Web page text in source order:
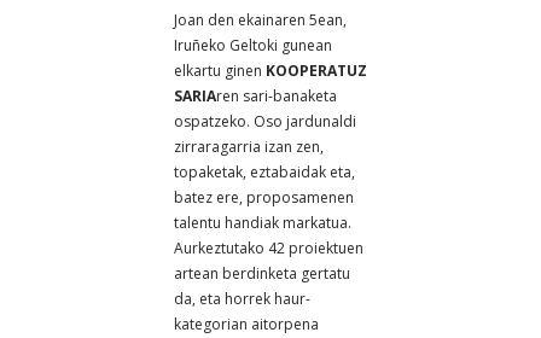
Joan den ekainaren 5ean,
Iruñeko Geltoki gunean
elkartu ginen KOOPERATUZ
SARIAren sari-banaketa
ospatzeko. Oso jardunaldi
zirraragarria izan zen,
topaketak, eztabaidak eta,
batez ere, proposamenen
talentu handiak markatua.
Aurkeztutako 42 proiektuen
artean berdinketa gertatu
da, eta horrek haur-
kategorian aitorpena